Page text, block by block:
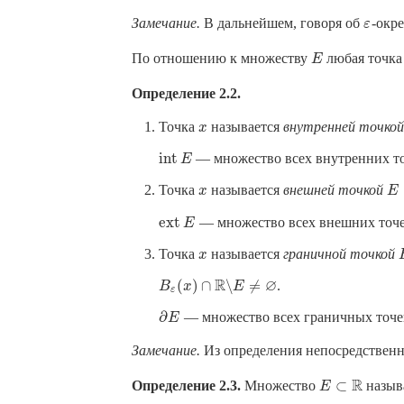
Замечание. В дальнейшем, говоря об ε
ε-
По отношению к множеству E
E любая
Определение 2.2.
Точка x
x называетсявнутренней точкой
int E
intE — множество всех внутренних
Точка x
x называетсявнешней точкой E
E
ext E
extE — множество всех внешних
Точка x
x называетсяграничной точкой
Bε (x) ∩ R∖E ≠ ∅
Bε(x)∩ R ∖E≠∅ .
∂E
∂E — множество всех граничных
Замечание. Из определения
Определение 2.3.Множество E ⊂ R
E⊂R